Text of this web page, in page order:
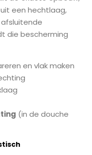
een hechtlaag,
die bescherming
en vlak maken
(in de douche